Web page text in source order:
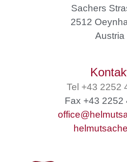
Sachers
2512
Austria
Tel +43 2252
Fax +43 2252